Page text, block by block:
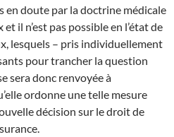
en doute par la doctrine médicale
il n’est pas possible en l’état de
lesquels – pris individuellement
pour trancher la question
sera donc renvoyée à
ordonne une telle mesure
décision sur le droit de